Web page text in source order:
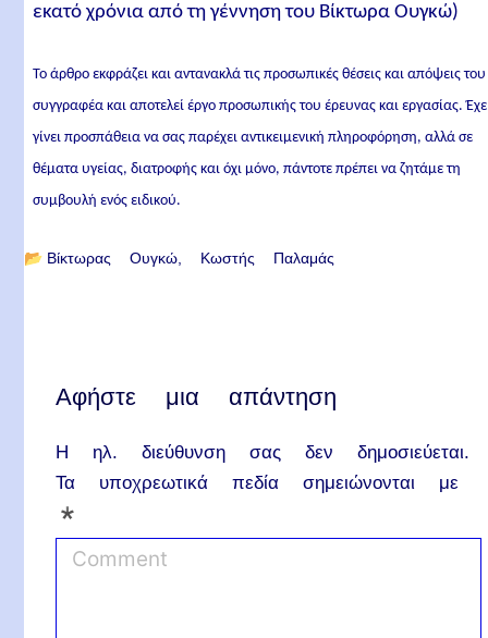
εκατό χρόνια από τη γέννηση του Βίκτωρα Ουγκώ)
Το άρθρο εκφράζει και αντανακλά τις προσωπικές θέσεις και απόψεις του
συγγραφέα και αποτελεί έργο προσωπικής του έρευνας και εργασίας.
γίνει προσπάθεια να σας παρέχει αντικειμενική πληροφόρηση, αλλά σε
θέματα υγείας, διατροφής και όχι μόνο, πάντοτε πρέπει να ζητάμε τη
συμβουλή ενός ειδικού.
📂 Βίκτωρας Ουγκώ Κωστής Παλαμάς
Αφήστε μια απάντηση
Η ηλ. διεύθυνση σας δεν δημοσιεύεται.
Τα υποχρεωτικά πεδία σημειώνονται με
*